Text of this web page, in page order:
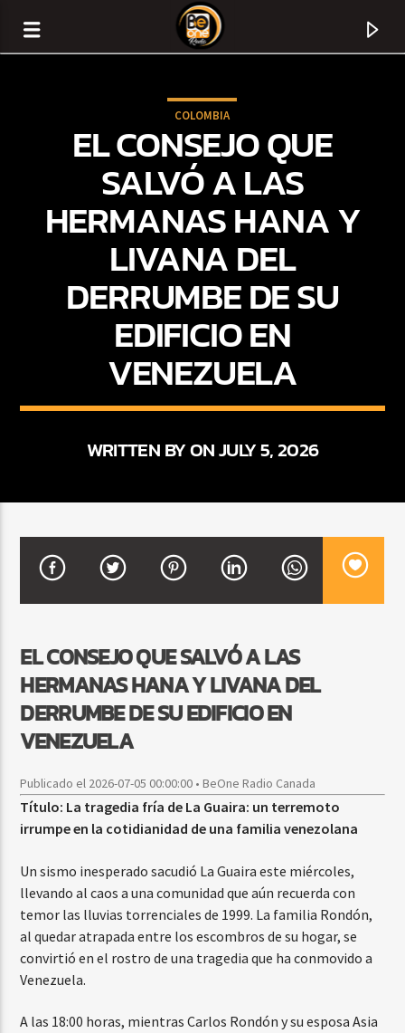
BALADAS Y VALLENATO
COLOMBIA
EL CONSEJO QUE
SALVÓ A LAS
HERMANAS HANA Y
LIVANA DEL
DERRUMBE DE SU
EDIFICIO EN
VENEZUELA
WRITTEN BY ON JULY 5, 2026
EL CONSEJO QUE SALVÓ A LAS
HERMANAS HANA Y LIVANA DEL
DERRUMBE DE SU EDIFICIO EN
VENEZUELA
Publicado el 2026-07-05 00:00:00 • BeOne Radio Canada
Título: La tragedia fría de La Guaira: un terremoto
irrumpe en la cotidianidad de una familia venezolana
Un sismo inesperado sacudió La Guaira este miércoles,
llevando al caos a una comunidad que aún recuerda con
temor las lluvias torrenciales de 1999. La familia Rondón,
al quedar atrapada entre los escombros de su hogar, se
convirtió en el rostro de una tragedia que ha conmovido a
Venezuela.
A las 18:00 horas, mientras Carlos Rondón y su esposa Asia